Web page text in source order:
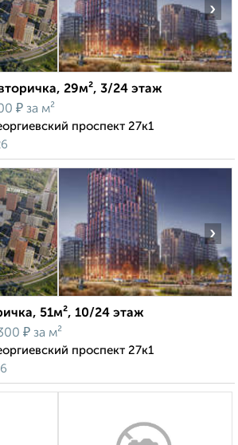
›
29м², 3/24 этаж
₽ за м²
проспект 27к1
›
51м², 10/24 этаж
₽ за м²
проспект 27к1